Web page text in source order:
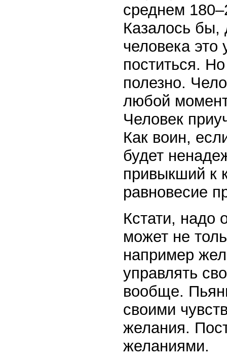
среднем
Казалось бы,
человека
поститься.
полезно.
любой момент
Человек
Как воин,
будет
привыкший к
равновесие
Кстати, надо
может не
например
управлять
вообще.
своими
желания.
желаниями.